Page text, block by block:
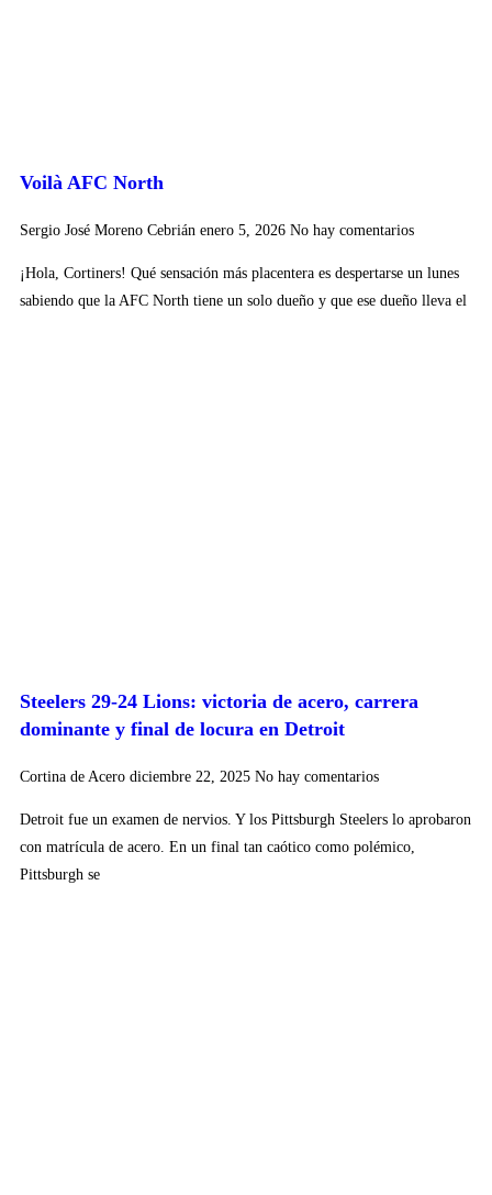
Voilà AFC North
Sergio José Moreno Cebrián enero 5, 2026 No hay comentarios
¡Hola, Cortiners! Qué sensación más placentera es despertarse un lunes
sabiendo que la AFC North tiene un solo dueño y que ese dueño lleva el
Steelers 29-24 Lions: victoria de acero, carrera
dominante y final de locura en Detroit
Cortina de Acero diciembre 22, 2025 No hay comentarios
Detroit fue un examen de nervios. Y los Pittsburgh Steelers lo aprobaron
con matrícula de acero. En un final tan caótico como polémico,
Pittsburgh se